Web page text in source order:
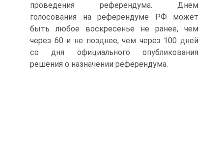
проведения референдума. Днем
голосования на референдуме РФ может
быть любое воскресенье не ранее, чем
через 60 и не позднее, чем через 100 дней
со дня официального опубликования
решения о назначении референдума.